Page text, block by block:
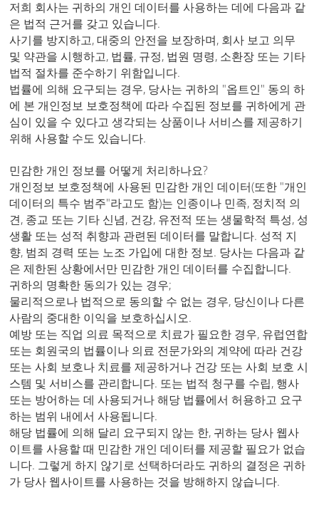
저희 회사는 귀하의 개인 데이터를 사용하는 데에 다음과 같
은 법적 근거를 갖고 있습니다.
사기를 방지하고, 대중의 안전을 보장하며, 회사 보고 의무
및 약관을 시행하고, 법률, 규정, 법원 명령, 소환장 또는 기타
법적 절차를 준수하기 위함입니다.
법률에 의해 요구되는 경우, 당사는 귀하의 "옵트인" 동의 하
에 본 개인정보 보호정책에 따라 수집된 정보를 귀하에게 관
심이 있을 수 있다고 생각되는 상품이나 서비스를 제공하기
위해 사용할 수도 있습니다.
민감한 개인 정보를 어떻게 처리하나요?
개인정보 보호정책에 사용된 민감한 개인 데이터(또한 "개인
데이터의 특수 범주"라고도 함)는 인종이나 민족, 정치적 의
견, 종교 또는 기타 신념, 건강, 유전적 또는 생물학적 특성, 성
생활 또는 성적 취향과 관련된 데이터를 말합니다. 성적 지
향, 범죄 경력 또는 노조 가입에 대한 정보. 당사는 다음과 같
은 제한된 상황에서만 민감한 개인 데이터를 수집합니다.
귀하의 명확한 동의가 있는 경우;
물리적으로나 법적으로 동의할 수 없는 경우, 당신이나 다른
사람의 중대한 이익을 보호하십시오.
예방 또는 직업 의료 목적으로 치료가 필요한 경우, 유럽연합
또는 회원국의 법률이나 의료 전문가와의 계약에 따라 건강
또는 사회 보호나 치료를 제공하거나 건강 또는 사회 보호 시
스템 및 서비스를 관리합니다. 또는 법적 청구를 수립, 행사
또는 방어하는 데 사용되거나 해당 법률에서 허용하고 요구
하는 범위 내에서 사용됩니다.
해당 법률에 의해 달리 요구되지 않는 한, 귀하는 당사 웹사
이트를 사용할 때 민감한 개인 데이터를 제공할 필요가 없습
니다. 그렇게 하지 않기로 선택하더라도 귀하의 결정은 귀하
가 당사 웹사이트를 사용하는 것을 방해하지 않습니다.